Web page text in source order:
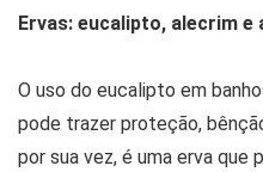
Ervas: eucalipto, alecrim e
O uso do eucalipto em
pode trazer proteção,
por sua vez, é uma erva que